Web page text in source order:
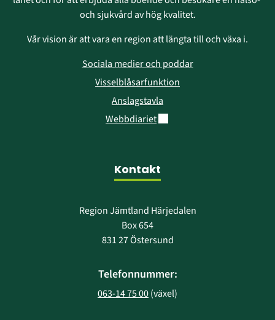
och sjukvård av hög kvalitet.
Vår vision är att vara en region att längta till och växa i.
Sociala medier och poddar
Visselblåsarfunktion
Anslagstavla
WebbdiarietLänk till annan webbplats.
Kontakt
Region Jämtland Härjedalen
Box 654
831 27 Östersund
Telefonnummer:
063-14 75 00 (växel)